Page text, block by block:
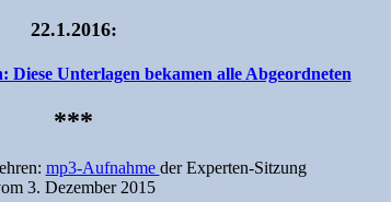
22.1.2016:
Unterlagen bekamen alle Abgeordneten
***
mp3-Aufnahme der Experten-Sitzung
3. Dezember 2015